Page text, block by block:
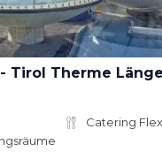
- Tirol Therme
Catering